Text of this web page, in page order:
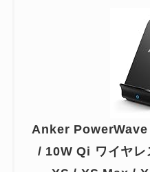
Anker
/ 10W Qi ワイヤ